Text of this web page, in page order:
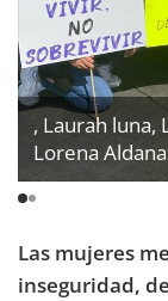
, Laurah luna,
Lorena Aldana
Las mujeres
inseguridad,